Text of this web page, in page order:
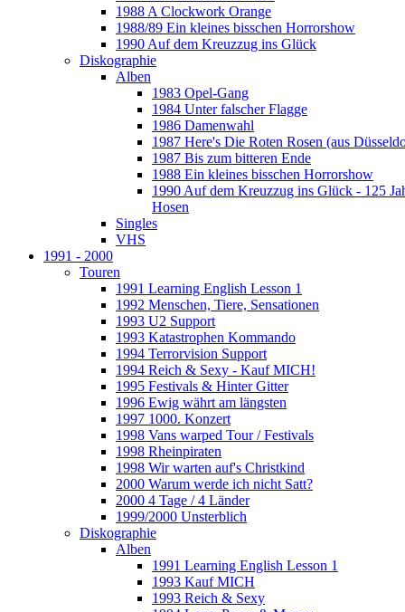
1988 A Clockwork Orange
1988/89 Ein kleines bisschen Horrorshow
1990 Auf dem Kreuzzug ins Glück
Diskographie
Alben
1983 Opel-Gang
1984 Unter falscher Flagge
1986 Damenwahl
1987 Here's Die Roten Rosen (aus
1987 Bis zum bitteren Ende
1988 Ein kleines bisschen Horrorshow
1990 Auf dem Kreuzzug ins Glück - 125
Hosen
Singles
VHS
1991 - 2000
Touren
1991 Learning English Lesson 1
1992 Menschen, Tiere, Sensationen
1993 U2 Support
1993 Katastrophen Kommando
1994 Terrorvision Support
1994 Reich & Sexy - Kauf MICH!
1995 Festivals & Hinter Gitter
1996 Ewig währt am längsten
1997 1000. Konzert
1998 Vans warped Tour / Festivals
1998 Rheinpiraten
1998 Wir warten auf's Christkind
2000 Warum werde ich nicht Satt?
2000 4 Tage / 4 Länder
1999/2000 Unsterblich
Diskographie
Alben
1991 Learning English Lesson 1
1993 Kauf MICH
1993 Reich & Sexy